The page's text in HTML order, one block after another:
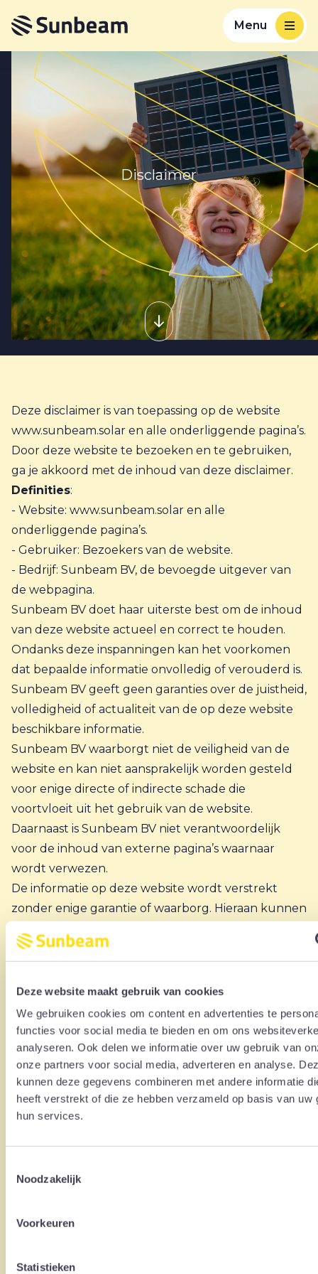
Deze website maakt gebruik van cookies
We gebruiken cookies om content en advertenties te
functies voor social media te bieden en om ons
analyseren. Ook delen we informatie over uw gebruik van
onze partners voor social media, adverteren en analyse.
kunnen deze gegevens combineren met andere informatie
heeft verstrekt of die ze hebben verzameld op basis van uw
hun services.
Noodzakelijk
Voorkeuren
Statistieken
Menu
Disclaimer
Deze disclaimer is van toepassing op de website
www.sunbeam.solar en alle onderliggende pagina’s.
Door deze website te bezoeken en te gebruiken,
ga je akkoord met de inhoud van deze disclaimer.
Definities:
- Website: www.sunbeam.solar en alle
onderliggende pagina’s.
- Gebruiker: Bezoekers van de website.
- Bedrijf: Sunbeam BV, de bevoegde uitgever van
de webpagina.
Sunbeam BV doet haar uiterste best om de inhoud
van deze website actueel en correct te houden.
Ondanks deze inspanningen kan het voorkomen
dat bepaalde informatie onvolledig of verouderd is.
Sunbeam BV geeft geen garanties over de juistheid,
volledigheid of actualiteit van de op deze website
beschikbare informatie.
Sunbeam BV waarborgt niet de veiligheid van de
website en kan niet aansprakelijk worden gesteld
voor enige directe of indirecte schade die
voortvloeit uit het gebruik van de website.
Daarnaast is Sunbeam BV niet verantwoordelijk
voor de inhoud van externe pagina’s waarnaar
wordt verwezen.
De informatie op deze website wordt verstrekt
zonder enige garantie of waarborg. Hieraan kunnen
niet aansprakelijk voor enige schade, direct of
informatie op deze website.
Sunbeam BV behoudt zich het recht voor om de
website en de inhoud ervan op elk gewenst
moment te wijzigen of te beëindigen, zonder
voorafgaande aankondiging. Sunbeam BV is niet
aansprakelijk voor eventuele gevolgen van
dergelijke wijzigingen of beëindiging.
geheel voor eigen risico van de gebruiker. De
beeldmateriaal, valt onder het auteursrecht van
schriftelijke toestemming worden gekopieerd,
Voor vragen of opmerkingen over deze disclaimer